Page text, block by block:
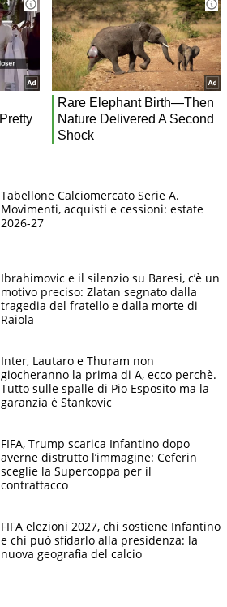
Tabellone Calciomercato Serie A.
Movimenti, acquisti e cessioni: estate
2026-27
Ibrahimovic e il silenzio su Baresi, c’è un
motivo preciso: Zlatan segnato dalla
tragedia del fratello e dalla morte di
Raiola
Inter, Lautaro e Thuram non
giocheranno la prima di A, ecco perchè.
Tutto sulle spalle di Pio Esposito ma la
garanzia è Stankovic
FIFA, Trump scarica Infantino dopo
averne distrutto l’immagine: Ceferin
sceglie la Supercoppa per il
contrattacco
FIFA elezioni 2027, chi sostiene Infantino
e chi può sfidarlo alla presidenza: la
nuova geografia del calcio